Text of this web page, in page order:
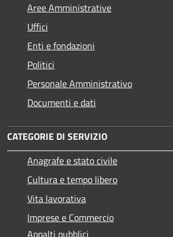
Aree Amministrative
Uffici
Enti e fondazioni
Politici
Personale Amministrativo
Documenti e dati
CATEGORIE DI SERVIZIO
Anagrafe e stato civile
Cultura e tempo libero
Vita lavorativa
Imprese e Commercio